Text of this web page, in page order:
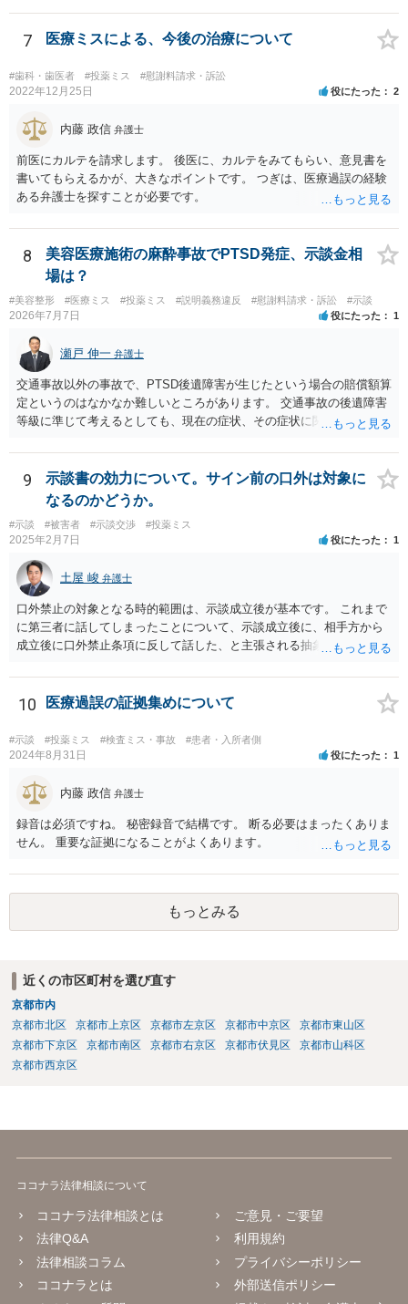
7 医療ミスによる、今後の治療について
#歯科・歯医者 #投薬ミス #慰謝料請求・訴訟
2022年12月25日 役にたった 2
内藤 政信 弁護士
前医にカルテを請求します。 後医に、カルテをみてもらい、意見書を
書いてもらえるかが、大きなポイントです。 つぎは、医療過誤の経験
ある弁護士を探すことが必要です。
8
美容医療施術の麻酔事故でPTSD発症、示談金相
場は？
#美容整形 #医療ミス #投薬ミス #説明義務違反 #慰謝料請求・訴訟 #示談
2026年7月7日 役にたった 1
瀬戸 伸一 弁護士
交通事故以外の事故で、PTSD後遺障害が生じたという場合の賠償額算
定というのはなかなか難しいところがあります。 交通事故の後遺障害
等級に準じて考えるとしても、現在の症状、その症状に関する医療記
ず、あっても、一定の検討をしないと算定は難しいと思いますので、
一般的には無料相談で確度の高い回答は得られないと思われます。 現
在の提案額で不満という場合、一般的には弁護士に依頼をして訴訟と
いう手続きをとったほうが、時間と手間はかかりますが、賠償額は多
くなる傾向にありますので、お近くの弁護士に依頼をするとよいと思
われます。
9
示談書の効力について。サイン前の口外は対象に
なるのかどうか。
#示談 #被害者 #示談交渉 #投薬ミス
2025年2月7日 役にたった 1
土屋 峻 弁護士
口外禁止の対象となる時的範囲は、示談成立後が基本です。 これまで
に第三者に話してしまったことについて、示談成立後に、相手方から
成立後に口外禁止条項に反して話した、と主張される抽象的な可能性
10 医療過誤の証拠集めについて
#示談 #投薬ミス #検査ミス・事故 #患者・入所者側
2024年8月31日 役にたった 1
内藤 政信 弁護士
録音は必須ですね。 秘密録音で結構です。 断る必要はまったくありま
せん。 重要な証拠になることがよくあります。
もっとみる
近くの市区町村を選び直す
京都市内
京都市北区
京都市上京区 京都市左京区 京都市中京区
京都市東山区
京都市下京区
京都市南区 京都市右京区 京都市伏見区
京都市山科区
京都市西京区
ココナラ法律相談について
ココナラ法律相談とは
法律Q&A
法律相談コラム
ココナラとは
ご意見・ご要望
利用規約
プライバシーポリシー
外部送信ポリシー